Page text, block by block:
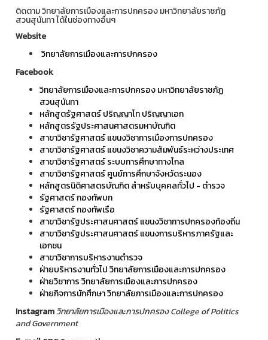
ติดตาม วิทยาลัยการเมืองและการปกครอง มหาวิทยาลัยราชภัฏ
สวนสุนันทา ได้ในช่องทางอื่นๆ
Website
วิทยาลัยการเมืองและการปกครอง
Facebook
วิทยาลัยการเมืองและการปกครอง มหาวิทยาลัยราชภัฏ
สวนสุนันทา
หลักสูตรัฐศาสตร์ ปริญญาโท ปริญญาเอก
หลักสูตรรัฐประศาสนศาสตรมหาบัณฑิต
สาขาวิชารัฐศาสตร์ แขนงวิชาการเมืองการปกครอง
สาขาวิชารัฐศาสตร์ แขนงวิชาความสัมพันธ์ระหว่างประเทศ
สาขาวิชารัฐศาสตร์ ระบบการศึกษาทางไกล
สาขาวิชารัฐศาสตร์ ศูนย์การศึกษาจังหวัดระนอง
หลักสูตรนิติศาสตรบัณฑิต สำหรับบุคคลทั่วไป - ตำรวจ
รัฐศาสตร์ กองทัพบก
รัฐศาสตร์ กองทัพเรือ
สาขาวิชารัฐประศาสนศาสตร์ แขนงวิชาการปกครองท้องถิ่น
สาขาวิชารัฐประศาสนศาสตร์ แขนงการบริหารภาครัฐและ
เอกชน
สาขาวิชาการบริหารงานตำรวจ
ฝ่ายบริหารงานทั่วไป วิทยาลัยการเมืองและการปกครอง
ฝ่ายวิชาการ วิทยาลัยการเมืองและการปกครอง
ฝ่ายกิจการนักศึกษา วิทยาลัยการเมืองและการปกครอง
Instagramวิทยาลัยการเมืองและการปกครอง College of Politics
and Government